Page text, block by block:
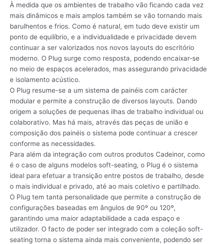
À medida que os ambientes de trabalho vão ficando cada vez
mais dinâmicos e mais amplos também se vão tornando mais
barulhentos e frios. Como é natural, em tudo deve existir um
ponto de equilíbrio, e a individualidade e privacidade devem
continuar a ser valorizados nos novos layouts do escritório
moderno. O Plug surge como resposta, podendo encaixar-se
no meio de espaços acelerados, mas assegurando privacidade
e isolamento acústico.
O Plug resume-se a um sistema de painéis com carácter
modular e permite a construção de diversos layouts. Dando
origem a soluções de pequenas ilhas de trabalho individual ou
colaborativo. Mas há mais, através das peças de união e
composição dos painéis o sistema pode continuar a crescer
conforme as necessidades.
Para além da integração com outros produtos Cadeinor, como
é o caso de alguns modelos soft-seating, o Plug é o sistema
ideal para efetuar a transição entre postos de trabalho, desde
o mais individual e privado, até ao mais coletivo e partilhado.
O Plug tem tanta personalidade que permite a construção de
configurações baseadas em ângulos de 90º ou 120º,
garantindo uma maior adaptabilidade a cada espaço e
utilizador. O facto de poder ser integrado com a coleção soft-
seating torna o sistema ainda mais conveniente, podendo ser